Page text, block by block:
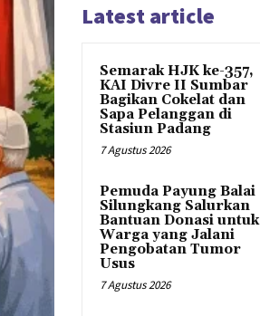
Latest article
Semarak HJK ke-357,
KAI Divre II Sumbar
Bagikan Cokelat dan
Sapa Pelanggan di
Stasiun Padang
7 Agustus 2026
Pemuda Payung Balai
Silungkang Salurkan
Bantuan Donasi untuk
Warga yang Jalani
Pengobatan Tumor
Usus
7 Agustus 2026